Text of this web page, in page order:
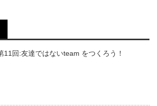
11回:友達ではないteam をつくろう！